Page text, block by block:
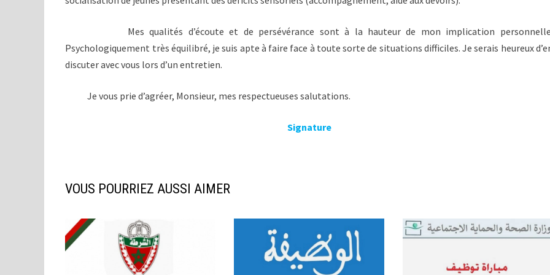
Mes qualités d’écoute et de persévérance sont à la hauteur de mon implication
Psychologiquement très équilibré, je suis apte à faire face à toute sorte de situations difficiles. Je serais heureux
discuter avec vous lors d’un entretien.
Je vous prie d’agréer, Monsieur, mes respectueuses salutations.
Signature
VOUS POURRIEZ AUSSI AIMER